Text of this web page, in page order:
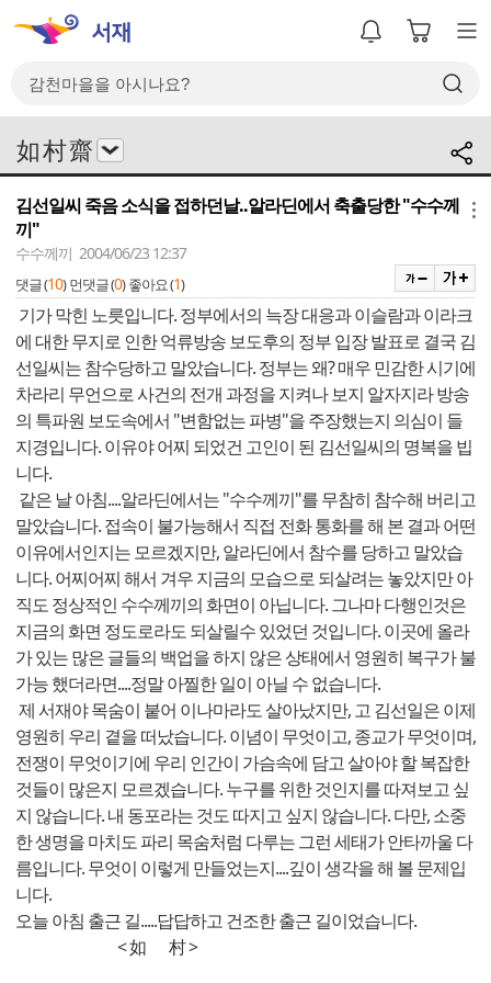
如 村 齋
김선일씨 죽음 소식을 접하던날..알라딘에서 축출당한 "수수께
끼"
수수께끼 2004/06/23 12:37
댓글 (10) 먼댓글 (0) 좋아요 (1)
기가 막힌 노릇입니다. 정부에서의 늑장 대응과 이슬람과 이라크
에 대한 무지로 인한 억류방송 보도후의 정부 입장 발표로 결국 김
선일씨는 참수당하고 말았습니다. 정부는 왜? 매우 민감한 시기에
차라리 무언으로 사건의 전개 과정을 지켜나 보지 알자지라 방송
의 특파원 보도속에서 "변함없는 파병"을 주장했는지 의심이 들
지경입니다. 이유야 어찌 되었건 고인이 된 김선일씨의 명복을 빕
니다.
같은 날 아침....알라딘에서는 "수수께끼"를 무참히 참수해 버리고
말았습니다. 접속이 불가능해서 직접 전화 통화를 해 본 결과 어떤
이유에서인지는 모르겠지만, 알라딘에서 참수를 당하고 말았습
니다. 어찌어찌 해서 겨우 지금의 모습으로 되살려는 놓았지만 아
직도 정상적인 수수께끼의 화면이 아닙니다. 그나마 다행인것은
지금의 화면 정도로라도 되살릴수 있었던 것입니다. 이곳에 올라
가 있는 많은 글들의 백업을 하지 않은 상태에서 영원히 복구가 불
가능 했더라면....정말 아찔한 일이 아닐 수 없습니다.
제 서재야 목숨이 붙어 이나마라도 살아났지만, 고 김선일은 이제
영원히 우리 곁을 떠났습니다. 이념이 무엇이고, 종교가 무엇이며,
전쟁이 무엇이기에 우리 인간이 가슴속에 담고 살아야 할 복잡한
것들이 많은지 모르겠습니다. 누구를 위한 것인지를 따져보고 싶
지 않습니다. 내 동포라는 것도 따지고 싶지 않습니다. 다만, 소중
한 생명을 마치도 파리 목숨처럼 다루는 그런 세태가 안타까울 다
름입니다. 무엇이 이렇게 만들었는지....깊이 생각을 해 볼 문제입
니다.
오늘 아침 출근 길.....답답하고 건조한 출근 길이었습니다.
< 如 村 >